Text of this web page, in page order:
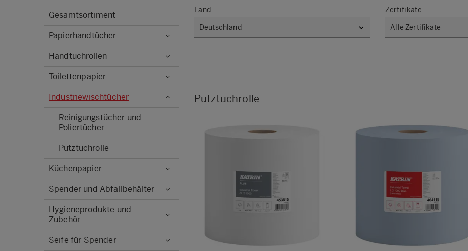
Land Zertifikate
Putztuchrolle
Gesamtsortiment
Papierhandtücher
Handtuchrollen
Toilettenpapier
Industriewischtücher
Reinigungstücher und
Poliertücher
Putztuchrolle
Küchenpapier
Spender und Abfallbehälter
Hygieneprodukte und
Zubehör
Seife für Spender